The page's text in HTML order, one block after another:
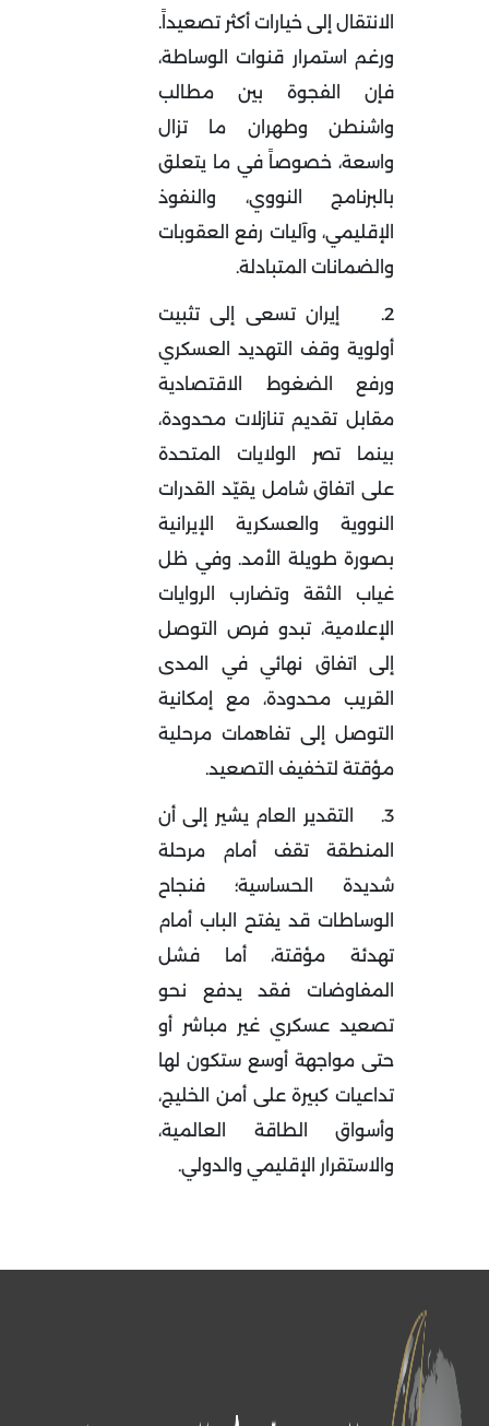
الانتقال إلى خيارات أكثر تصعيداً.
ورغم استمرار قنوات الوساطة،
فإن الفجوة بين مطالب
واشنطن وطهران ما تزال
واسعة، خصوصاً في ما يتعلق
بالبرنامج النووي، والنفوذ
الإقليمي، وآليات رفع العقوبات
والضمانات المتبادلة.
2.
إيران تسعى إلى تثبيت
أولوية وقف التهديد العسكري
ورفع الضغوط الاقتصادية
مقابل تقديم تنازلات محدودة،
بينما تصر الولايات المتحدة
على اتفاق شامل يقيّد القدرات
النووية والعسكرية الإيرانية
بصورة طويلة الأمد. وفي ظل
غياب الثقة وتضارب الروايات
الإعلامية، تبدو فرص التوصل
إلى اتفاق نهائي في المدى
القريب محدودة، مع إمكانية
التوصل إلى تفاهمات مرحلية
مؤقتة لتخفيف التصعيد.
3.
التقدير العام يشير إلى أن
المنطقة تقف أمام مرحلة
شديدة الحساسية؛ فنجاح
الوساطات قد يفتح الباب أمام
تهدئة مؤقتة، أما فشل
المفاوضات فقد يدفع نحو
تصعيد عسكري غير مباشر أو
حتى مواجهة أوسع ستكون لها
تداعيات كبيرة على أمن الخليج،
وأسواق الطاقة العالمية،
والاستقرار الإقليمي والدولي.